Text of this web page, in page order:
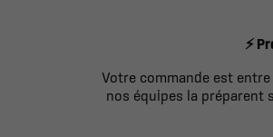
⚡
Votre commande est
nos équipes la préparent